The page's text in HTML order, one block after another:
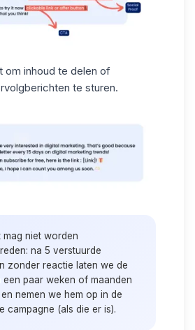
om inhoud te delen of
te sturen.
mag niet worden
na 5 verstuurde
zonder reactie laten we de
paar weken of maanden
nemen we hem op in de
campagne (als die er is).